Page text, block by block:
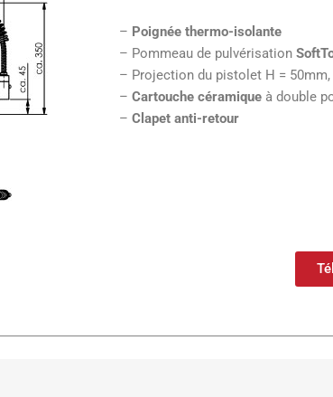
– Poignée thermo-isolante
– Pommeau de pulvérisation
– Projection du pistolet H = 50mm,
– Cartouche céramiqueà double
– Clapet anti-retour